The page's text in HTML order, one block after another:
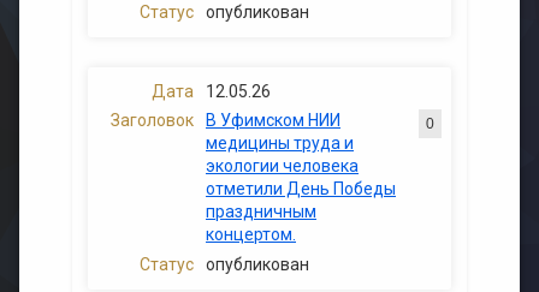
опубликован
12.05.26
В Уфимском НИИ
медицины труда и
экологии человека
отметили День Победы
праздничным
концертом.
0
опубликован